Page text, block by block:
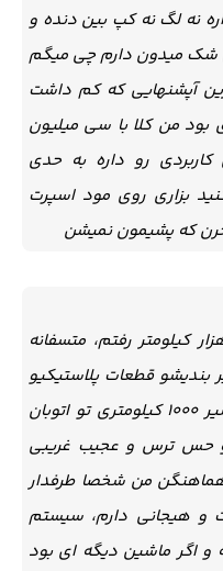
نه لگ نه کپ بین دنده و
شک میدون دارم چی میگم
آپشنهایی که کم داشت
من کلا با سی میلیون
رو داره به حدی
بزاری روی مود اسپرت
که پشیمون نمیشن
مدل ۲۰۲۵ دارم، تا الان ۲۷ هزار کیلومتر رفتم، متسفانه
بندیشو قطعات پلاستیکیو
ترکوندم چنتا سفر باش رفتم، مسیر ۱۰۰۰ کیلومتری تو اتوبان
تا میرفتم و حس ترس و عجیب غریبی
من شخصا طرفدار
و هیجانی دارم، سیستم
اگر ماشین دیگه ای بود